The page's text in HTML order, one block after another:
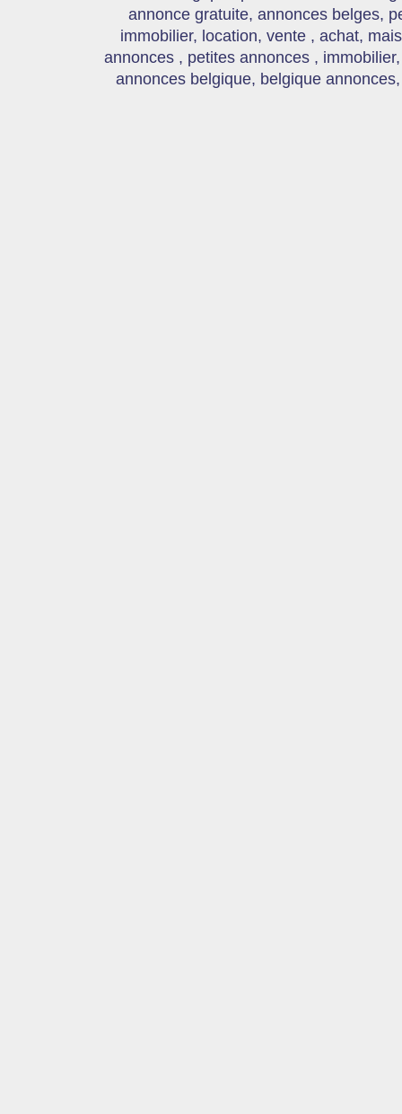
annonce gratuite, annonces belges,
immobilier, location, vente , achat,
annonces , petites annonces ,
annonces belgique, belgique